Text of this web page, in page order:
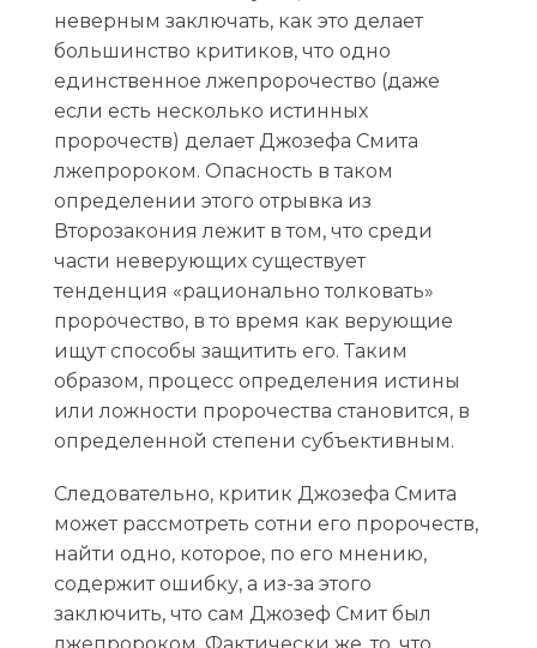
неверным заключать, как это делает
большинство критиков, что одно
единственное лжепророчество (даже
если есть несколько истинных
пророчеств) делает Джозефа Смита
лжепророком. Опасность в таком
определении этого отрывка из
Второзакония лежит в том, что среди
части неверующих существует
тенденция «рационально толковать»
пророчество, в то время как верующие
ищут способы защитить его. Таким
образом, процесс определения истины
или ложности пророчества становится, в
определенной степени субъективным.
Следовательно, критик Джозефа Смита
может рассмотреть сотни его пророчеств,
найти одно, которое, по его мнению,
содержит ошибку, а из-за этого
заключить, что сам Джозеф Смит был